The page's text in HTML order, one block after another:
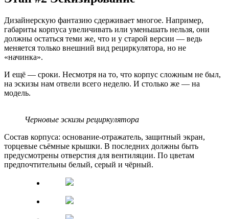
Дизайнерскую фантазию сдерживает многое. Например,
габариты корпуса увеличивать или уменьшать нельзя, они
должны остаться теми же, что и у старой версии — ведь
меняется только внешний вид рециркулятора, но не
«начинка».
И ещё — сроки. Несмотря на то, что корпус сложным не был,
на эскизы нам отвели всего неделю. И столько же — на
модель.
Черновые эскизы рециркулятора
Состав корпуса: основание-отражатель, защитный экран,
торцевые съёмные крышки. В последних должны быть
предусмотрены отверстия для вентиляции. По цветам
предпочтительны белый, серый и чёрный.